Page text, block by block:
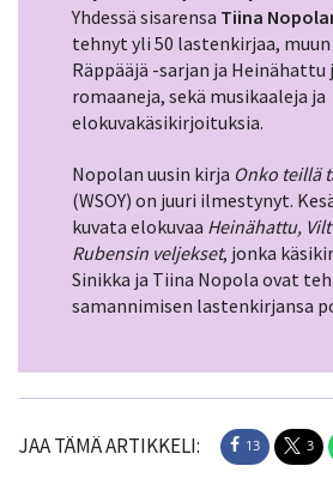
Yhdessä sisarensa Tiina
tehnyt yli 50 lastenkirjaa, muun
Räppääjä -sarjan ja
romaaneja, sekä musikaaleja ja
elokuvakäsikirjoituksia.
Nopolan uusin kirja Onko teillä
(WSOY) on juuri ilmestynyt.
kuvata elokuvaa Heinähattu,
Rubensin veljekset, jonka
Sinikka ja Tiina Nopola ovat
samannimisen lastenkirjansa
JAA TÄMÄ ARTIKKELI: 13 3